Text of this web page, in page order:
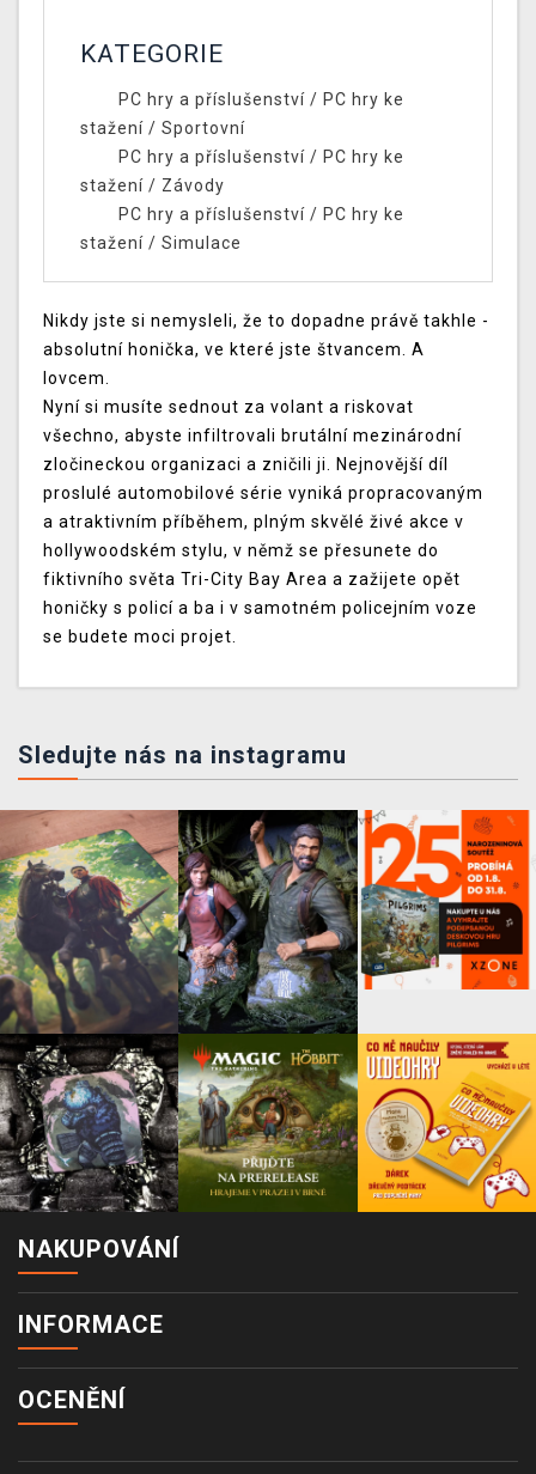
KATEGORIE
PC hry a příslušenství/ PC hry ke
stažení / Sportovní
PC hry a příslušenství/ PC hry ke
stažení / Závody
PC hry a příslušenství/ PC hry ke
stažení / Simulace
Nikdy jste si nemysleli, že to dopadne právě takhle -
absolutní honička, ve které jste štvancem. A
lovcem.
Nyní si musíte sednout za volant a riskovat
všechno, abyste infiltrovali brutální mezinárodní
zločineckou organizaci a zničili ji. Nejnovější díl
proslulé automobilové série vyniká propracovaným
a atraktivním příběhem, plným skvělé živé akce v
hollywoodském stylu, v němž se přesunete do
fiktivního světa Tri-City Bay Area a zažijete opět
honičky s policí a ba i v samotném policejním voze
se budete moci projet.
Sledujte nás na instagramu
NAKUPOVÁNÍ
INFORMACE
OCENĚNÍ